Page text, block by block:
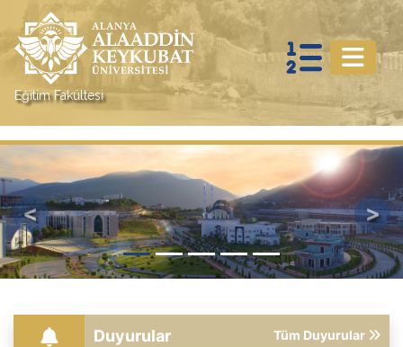
Eğitim Fakültesi
Previous Next
Duyurular Tüm Duyurular